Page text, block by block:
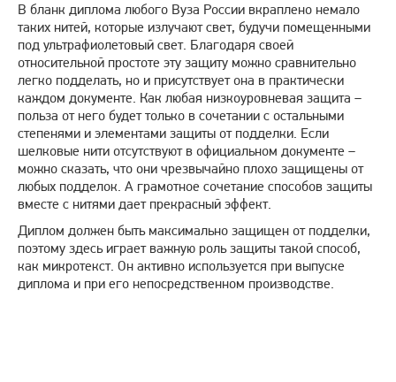
В бланк диплома любого Вуза России вкраплено немало
таких нитей, которые излучают свет, будучи помещенными
под ультрафиолетовый свет. Благодаря своей
относительной простоте эту защиту можно сравнительно
легко подделать, но и присутствует она в практически
каждом документе. Как любая низкоуровневая защита –
польза от него будет только в сочетании с остальными
степенями и элементами защиты от подделки. Если
шелковые нити отсутствуют в официальном документе –
можно сказать, что они чрезвычайно плохо защищены от
любых подделок. А грамотное сочетание способов защиты
вместе с нитями дает прекрасный эффект.
Диплом должен быть максимально защищен от подделки,
поэтому здесь играет важную роль защиты такой способ,
как микротекст. Он активно используется при выпуске
диплома и при его непосредственном производстве.